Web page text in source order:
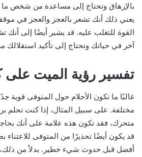
بالإرهاق وتحتاج إلى مساعدة من شخص ما
يعني ذلك أنك تشعر بالعجز والعجز في
القوة للتغلب عليه. قد يشير أيضًا إلى
آخر في حياتك وتحتاج إلى تأكيد استقلالك
تفسير رؤية الميت
غالبًا ما تكون الأحلام حول المتوفى قوية
مختلفة. على سبيل المثال، إذا كنت تحلم
متحرك، فقد تكون هذه علامة على أنك
قد يكون أيضًا تحذيرًا من المتوفى
أفضل قبل حدوث شيء خطير. بدلاً من